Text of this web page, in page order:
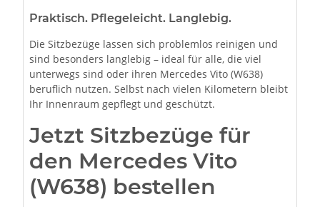
Praktisch. Pflegeleicht. Langlebig.
Die Sitzbezüge lassen sich problemlos reinigen und
sind besonders langlebig – ideal für alle, die viel
unterwegs sind oder ihren Mercedes Vito (W638)
beruflich nutzen. Selbst nach vielen Kilometern bleibt
Ihr Innenraum gepflegt und geschützt.
Jetzt Sitzbezüge für
den Mercedes Vito
(W638) bestellen